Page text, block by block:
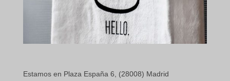
Estamos en Plaza España 6, (28008) Madrid